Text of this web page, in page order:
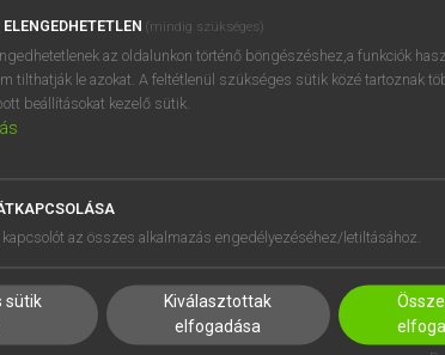
(mindig szükséges)
az oldalunkon történő böngészéshez,a funkciók
tilthatják le azokat. A feltétlenül szükséges sütik közé tartoznak
beállításokat kezelő sütik.
az összes alkalmazás engedélyezéséhez/letiltásához.
sütik
Kiválasztottak
elfogadása